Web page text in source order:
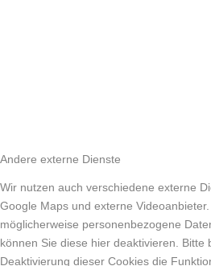
Andere externe Dienste
Wir nutzen auch verschiedene externe
Google Maps und externe
möglicherweise personenbezogene
können Sie diese hier deaktivieren. Bitte
Deaktivierung dieser Cookies die